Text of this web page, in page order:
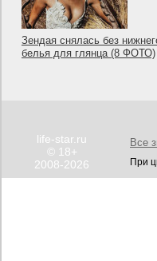
Зендая снялась без
белья для глянца (8 ФОТО)
life-star.ru
© 18+
2008-2026
Все
При